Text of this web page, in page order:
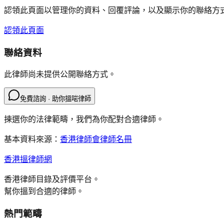
認領此頁面以管理你的資料、回覆評論，以及顯示你的聯絡方
認領此頁面
聯絡資料
此律師尚未提供公開聯絡方式。
免費諮詢 · 助你搵啱律師
揀選你的法律範疇，我們為你配對合適律師。
基本資料來源： 香港律師會律師名冊
香港搵律師網
香港律師目錄及評價平台。
幫你搵到合適的律師。
熱門範疇